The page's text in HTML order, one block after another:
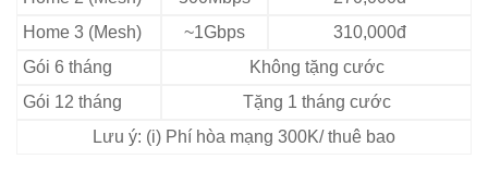
Home 3 (Mesh)
~1Gbps
310,000đ
Gói 6 tháng
Không tặng cước
Gói 12 tháng
Tặng 1 tháng cước
Lưu ý: (i) Phí hòa mạng 300K/ thuê bao